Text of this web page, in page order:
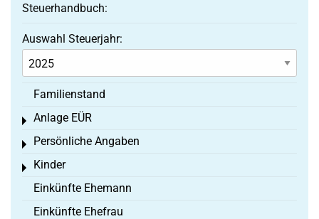
Steuerhandbuch:
Auswahl Steuerjahr:
Familienstand
Anlage EÜR
Toggle menu
Persönliche Angaben
Toggle menu
Kinder
Toggle menu
Einkünfte Ehemann
Einkünfte Ehefrau